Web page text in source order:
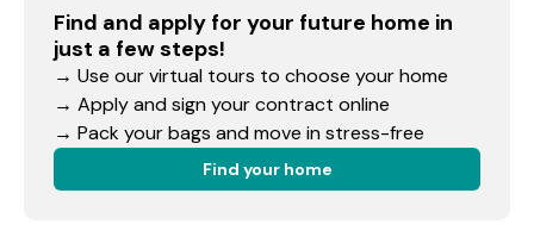
Find and apply for your future home in
just a few steps!
→ Use our virtual tours to choose your home
→ Apply and sign your contract online
→ Pack your bags and move in stress-free
Find your home